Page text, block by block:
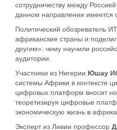
сотрудничеству между
данном направлении имеется
Политический обозреватель
африканские страны и
другим»: чему научили
аудитории.
Участники из Нигерии Юшау
системы Африки в контексте
цифровых платформ вносит
теоретизируя цифровые
экономическую жизнь в
Эксперт из Ливии профессор